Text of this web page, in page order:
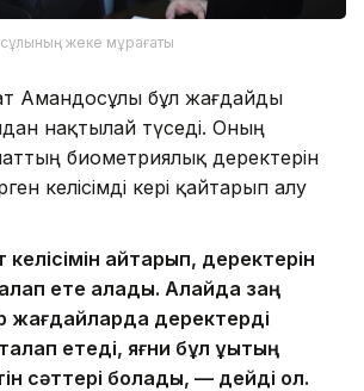
жеке мұрағаты
Амандосұлы бұл жағдайды
нақтылай түседі. Оның
биометриялық деректерін
келісімді кері қайтарып алу
қайтарып, деректерін
ете алады. Алайда заң
жағдайларда деректерді
етеді, яғни бұл құқықтың
сәттері болады, — дейді ол.